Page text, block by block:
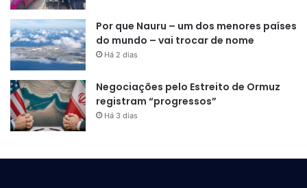
Por que Nauru – um dos menores países
do mundo – vai trocar de nome
Há 2 dias
Negociações pelo Estreito de Ormuz
registram “progressos”
Há 3 dias